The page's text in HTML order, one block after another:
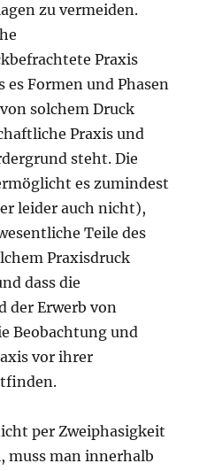
zu vermeiden.
Praxis
Formen und Phasen
solchem Druck
Praxis und
steht. Die
es zumindest
leider auch nicht),
Teile des
Praxisdruck
dass die
der Erwerb von
Beobachtung und
vor ihrer
per Zweiphasigkeit
muss man innerhalb